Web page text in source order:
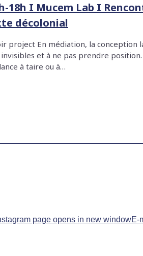
18h I Mucem Lab I
décolonial
project En médiation, la
et à ne pas prendre
à taire ou à…
page opens in new windowE-